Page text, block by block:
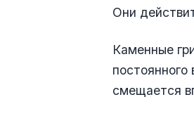
Они
Каменные
смещается